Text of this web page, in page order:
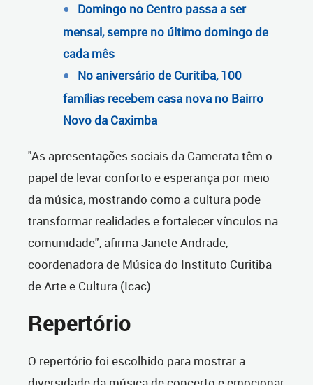
Domingo no Centro passa a ser
mensal, sempre no último domingo de
cada mês
No aniversário de Curitiba, 100
famílias recebem casa nova no Bairro
Novo da Caximba
"As apresentações sociais da Camerata têm o
papel de levar conforto e esperança por meio
da música, mostrando como a cultura pode
transformar realidades e fortalecer vínculos na
comunidade", afirma Janete Andrade,
coordenadora de Música do Instituto Curitiba
de Arte e Cultura (Icac).
Repertório
O repertório foi escolhido para mostrar a